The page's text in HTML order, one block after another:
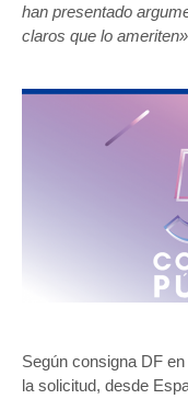
han presentado
claros que lo
Según consigna DF
la solicitud, desde